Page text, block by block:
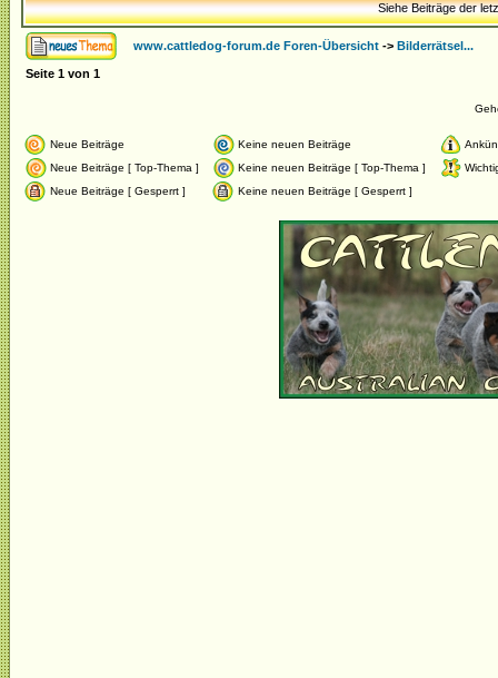
Siehe Beiträge der
www.cattledog-forum.de Foren-Übersicht -> Bilderrätsel...
Seite 1 von 1
Neue Beiträge Keine neuen Beiträge
Neue Beiträge [ Top-Thema ]
Keine neuen Beiträge [ Top-Thema ]
Neue Beiträge [ Gesperrt ]
Keine neuen Beiträge [ Gesperrt ]